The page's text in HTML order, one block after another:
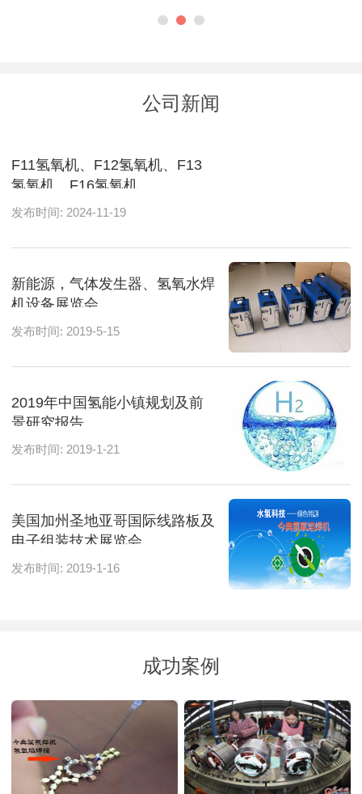
公司新闻
F11氢氧机、F12氢氧机、F13
氢氧机、F16氢氧机
发布时间: 2024-11-19
新能源，气体发生器、氢氧水焊
机设备展览会
发布时间: 2019-5-15
2019年中国氢能小镇规划及前
景研究报告
发布时间: 2019-1-21
美国加州圣地亚哥国际线路板及
电子组装技术展览会
发布时间: 2019-1-16
成功案例